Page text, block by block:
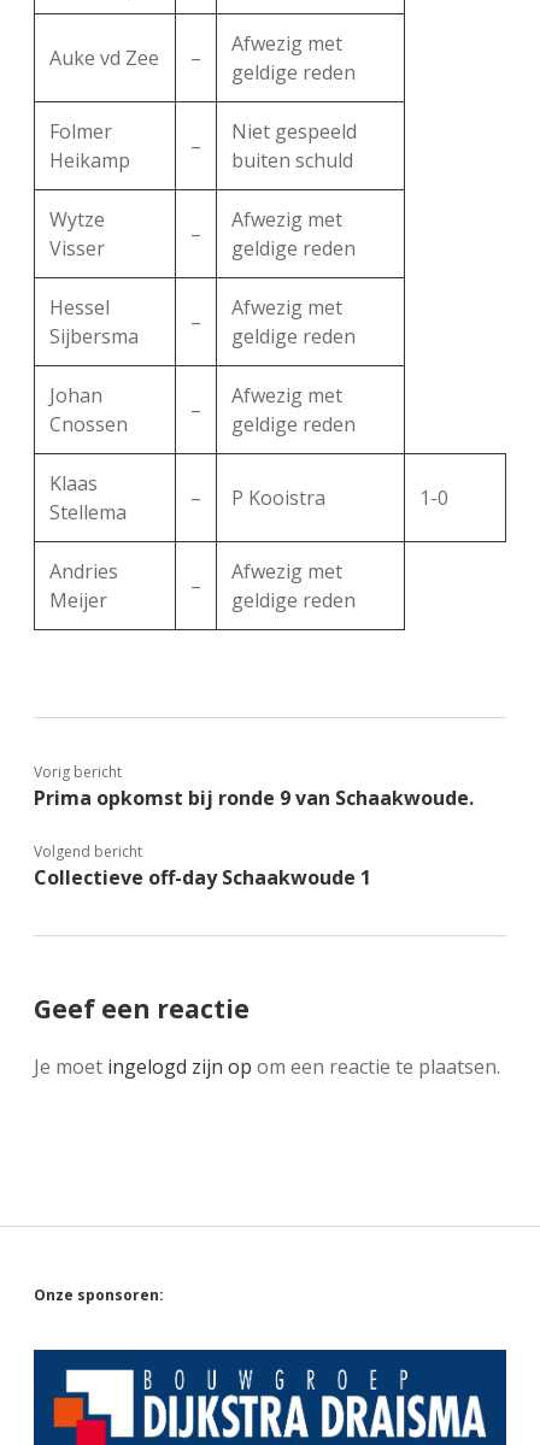
Auke vd Zee –
Afwezig met
geldige reden
Folmer
Heikamp
–
Niet gespeeld
buiten schuld
Wytze
Visser
–
Afwezig met
geldige reden
Hessel
Sijbersma
–
Afwezig met
geldige reden
Johan
Cnossen
–
Afwezig met
geldige reden
Klaas
Stellema
– P Kooistra 1-0
Andries
Meijer
–
Afwezig met
geldige reden
Vorig bericht
Prima opkomst bij ronde 9 van Schaakwoude.
Volgend bericht
Collectieve off-day Schaakwoude 1
Geef een reactie
Je moet ingelogd zijn op om een reactie te plaatsen.
Sidebar
Onze sponsoren: